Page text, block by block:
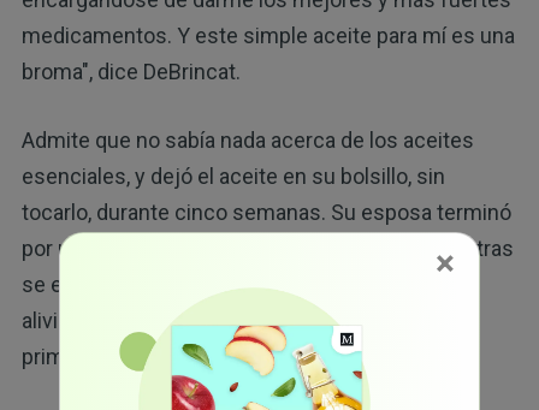
medicamentos. Y este simple aceite para mí es una
broma", dice DeBrincat.
Admite que no sabía nada acerca de los aceites
esenciales, y dejó el aceite en su bolsillo, sin
tocarlo, durante cinco semanas. Su esposa terminó
por usar el aceite al darle un masaje un día mientras
se encontraban de vacaciones. Y fue notable su
alivio del dolor. Eso fue hace cinco años, y por
primera vez, no sintió dolor en ninguna parte.
×